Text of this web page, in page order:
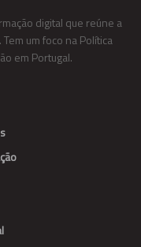
digital que reúne a
um foco na Política
em Portugal.